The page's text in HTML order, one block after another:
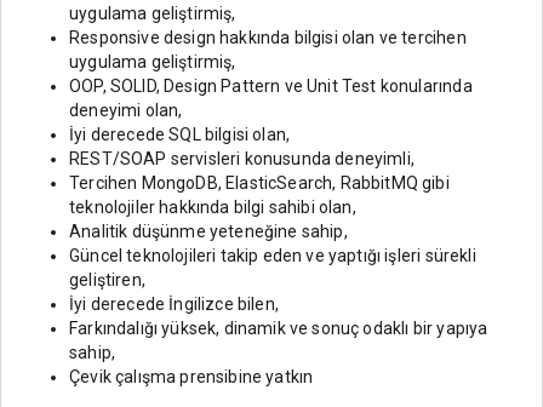
uygulama geliştirmiş,
Responsive design hakkında bilgisi olan ve tercihen
uygulama geliştirmiş,
OOP, SOLID, Design Pattern ve Unit Test konularında
deneyimi olan,
İyi derecede SQL bilgisi olan,
REST/SOAP servisleri konusunda deneyimli,
Tercihen MongoDB, ElasticSearch, RabbitMQ gibi
teknolojiler hakkında bilgi sahibi olan,
Analitik düşünme yeteneğine sahip,
Güncel teknolojileri takip eden ve yaptığı işleri sürekli
geliştiren,
İyi derecede İngilizce bilen,
Farkındalığı yüksek, dinamik ve sonuç odaklı bir yapıya
sahip,
Çevik çalışma prensibine yatkın